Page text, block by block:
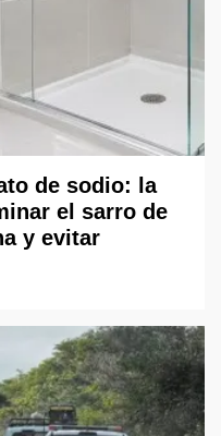
de sodio: la
el sarro de
y evitar